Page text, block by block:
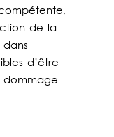
de la
dans
d’être
dommage